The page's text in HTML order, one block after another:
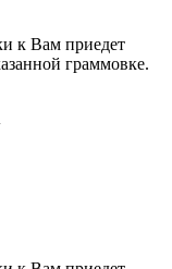
к Вам приедет
граммовке.